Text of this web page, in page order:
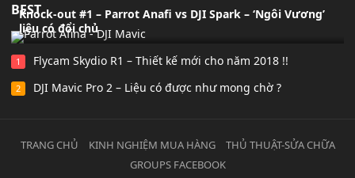
BEST
Knock-out #1 – Parrot Anafi vs DJI Spark – ‘Ngôi Vương’
liệu có đổi chủ
1 Flycam Skydio R1 – Thiết kế mới cho năm 2018 !!
2 DJI Mavic Pro 2 – Liệu có được như mong chờ ?
TRANG CHỦ KINH NGHIỆM MUA HÀNG
THỦ THUẬT-SỬA CHỮA
GROUPS FACEBOOK